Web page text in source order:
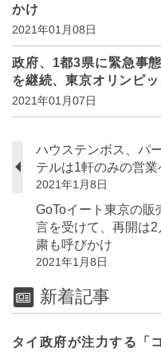
かけ
2021年01月08日
政府、1都3県に緊急事
を継続、東京オリンピ
2021年01月07日
ハウステンボス、パ
テルは1軒のみの営
2021年1月8日
GoToイート東京の販
言を受けて、再開は
粛も呼びかけ
2021年1月8日
新着記事
タイ政府が注力する「